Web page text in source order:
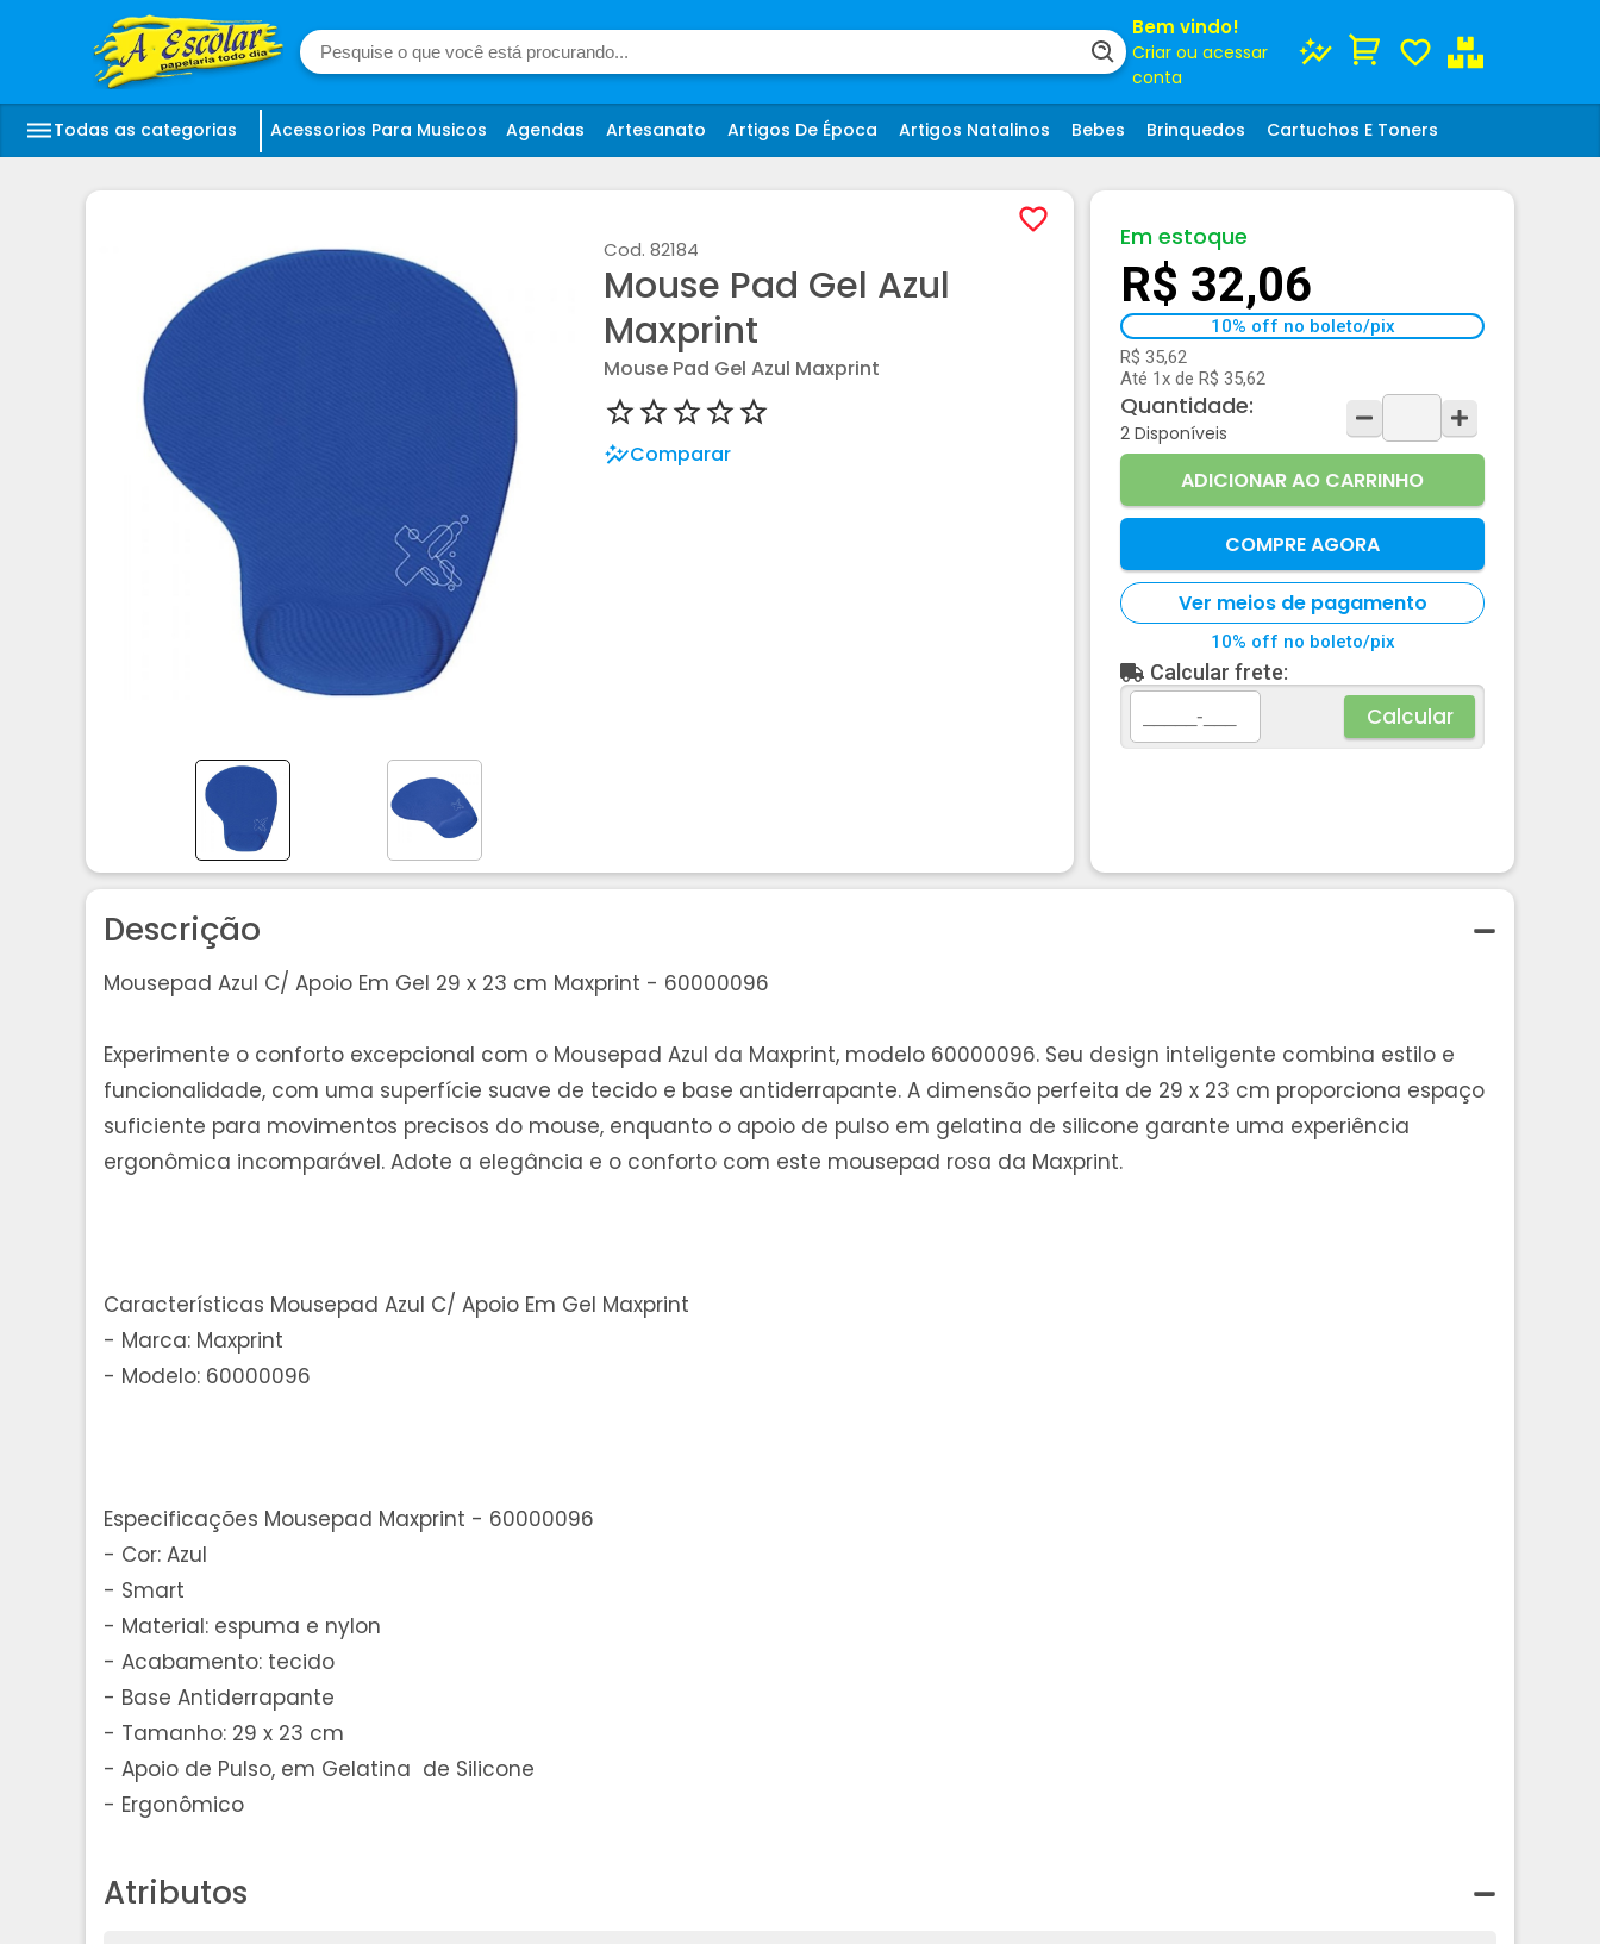
Bem vindo!
Criar ou acessar
conta
Todas as categorias Acessorios Para Musicos Agendas Artesanato Artigos De Época Artigos Natalinos Bebes Brinquedos Cartuchos E Toners
Cod.82184
Mouse Pad Gel Azul
Maxprint
Mouse Pad Gel Azul Maxprint
Comparar
Em estoque
R$ 32,06
10% off no boleto/pix
R$ 35,62
Até 1x de R$ 35,62
Quantidade:
2 Disponíveis
ADICIONAR AO CARRINHO
COMPRE AGORA
Ver meios de pagamento
10% off no boleto/pix
Calcular frete:
Calcular
Descrição
Mousepad Azul C/ Apoio Em Gel 29 x 23 cm Maxprint - 60000096
Experimente o conforto excepcional com o Mousepad Azul da Maxprint, modelo 60000096. Seu design inteligente combina estilo e
funcionalidade, com uma superfície suave de tecido e base antiderrapante. A dimensão perfeita de 29 x 23 cm proporciona espaço
suficiente para movimentos precisos do mouse, enquanto o apoio de pulso em gelatina de silicone garante uma experiência
ergonômica incomparável. Adote a elegância e o conforto com este mousepad rosa da Maxprint.
Características Mousepad Azul C/ Apoio Em Gel Maxprint
- Marca: Maxprint
- Modelo: 60000096
Especificações Mousepad Maxprint - 60000096
- Cor: Azul
- Smart
- Material: espuma e nylon
- Acabamento: tecido
- Base Antiderrapante
- Tamanho: 29 x 23 cm
- Apoio de Pulso, em Gelatina de Silicone
- Ergonômico
Atributos